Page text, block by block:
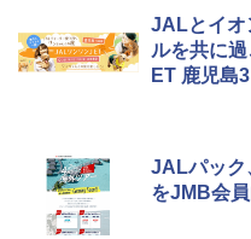
JALとイオ
ルを共に
ET 鹿児島
JALパック
をJMB会